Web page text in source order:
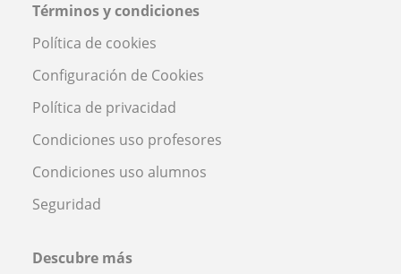
Términos y condiciones
Política de cookies
Configuración de Cookies
Política de privacidad
Condiciones uso profesores
Condiciones uso alumnos
Seguridad
Descubre más